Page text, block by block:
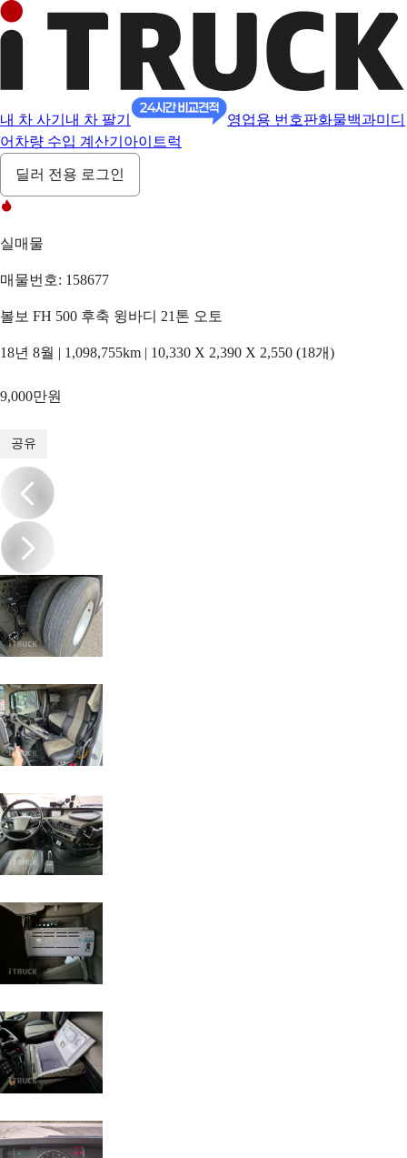
내 차 사기 내 차 팔기 영업용 번호판화물백과미디
어 차량 수입 계산기 아이트럭
딜러 전용 로그인
실매물
매물번호: 158677
볼보 FH 500 후축 윙바디 21톤 오토
18년 8월 | 1,098,755km | 10,330 X 2,390 X 2,550 (18개)
9,000만원
공유
/20